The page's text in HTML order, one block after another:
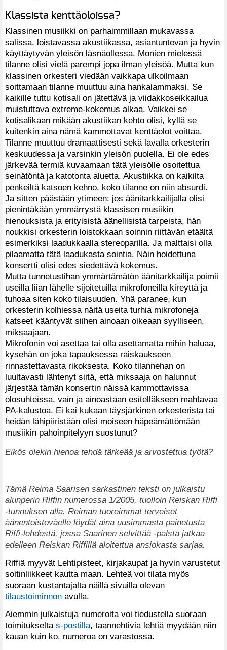
Klassista kenttäoloissa?
Klassinen musiikki on parhaimmillaan mukavassa
salissa, loistavassa akustiikassa, asiantuntevan ja hyvin
käyttäytyvän yleisön läsnäollessa. Monien mielessä
tilanne olisi vielä parempi jopa ilman yleisöä. Mutta kun
klassinen orkesteri viedään vaikkapa ulkoilmaan
soittamaan tilanne muuttuu aina hankalammaksi. Se
kaikille tuttu kotisali on jätettävä ja viidakkoseikkailua
muistuttava extreme-kokemus alkaa. Vaikkei se
kotisalikaan mikään akustiikan kehto olisi, kyllä se
kuitenkin aina nämä kammottavat kenttäolot voittaa.
Tilanne muuttuu dramaattisesti sekä lavalla orkesterin
keskuudessa ja varsinkin yleisön puolella. Ei ole edes
järkevää termiä kuvaamaan tätä yleisölle osoitettua
seinätöntä ja katotonta aluetta. Akustiikka on kaikilta
penkeiltä katsoen kehno, koko tilanne on niin absurdi.
Ja sitten päästään ytimeen: jos äänitarkkailijalla olisi
pienintäkään ymmärrystä klassisen musiikin
hienouksista ja erityisistä äänellisistä tarpeista, hän
noukkisi orkesterin loistokkaan soinnin riittävän etäältä
esimerkiksi laadukkaalla stereoparilla. Ja malttaisi olla
pilaamatta tätä laadukasta sointia. Näin hoidettuna
konsertti olisi edes siedettävä kokemus.
Mutta tunnetustihan ymmärtämätön äänitarkkailija poimii
useilla liian lähelle sijoitetuilla mikrofoneilla kireyttä ja
tuhoaa siten koko tilaisuuden. Yhä paranee, kun
orkesterin kolhiessa näitä useita turhia mikrofoneja
katseet kääntyvät siihen ainoaan oikeaan syylliseen,
miksaajaan.
Mikrofonin voi asettaa tai olla asettamatta mihin haluaa,
kysehän on joka tapauksessa raiskaukseen
rinnastettavasta rikoksesta. Koko tilannehan on
luultavasti lähtenyt siitä, että miksaaja on halunnut
järjestää tämän konsertin näissä kammottavissa
olosuhteissa, vain ja ainoastaan esitelläkseen mahtavaa
PA-kalustoa. Ei kai kukaan täysjärkinen orkesterista tai
heidän lähipiiristään olisi moiseen häpeämättömään
musiikin pahoinpitelyyn suostunut?
Eikös olekin hienoa tehdä tärkeää ja arvostettua työtä?
Tämä Reima Saarisen sarkastinen teksti on julkaistu
alunperin Riffin numerossa 1/2005, tuolloin Reiskan Riffi
-tunnuksen alla. Reiman tuoreimmat terveiset
äänentoistoväelle löydät aina uusimmasta painetusta
Riffi-lehdestä, jossa Saarinen selvittää -palsta jatkaa
edelleen Reiskan Riffillä aloitettua ansiokasta sarjaa.
Riffiä myyvät Lehtipisteet, kirjakaupat ja hyvin varustetut
soitinliikkeet kautta maan. Lehteä voi tilata myös
suoraan kustantajalta näillä sivuilla olevan
tilaustoiminnon avulla.
Aiemmin julkaistuja numeroita voi tiedustella suoraan
toimitukselta s-postilla, taannehtivia lehtiä myydään niin
kauan kuin ko. numeroa on varastossa.